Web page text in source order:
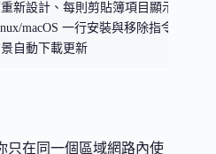
新設計、每則剪貼簿項目顯示來源裝
macOS 一行安裝與移除指令、大圖
自動下載更新
只在同一個區域網路內使